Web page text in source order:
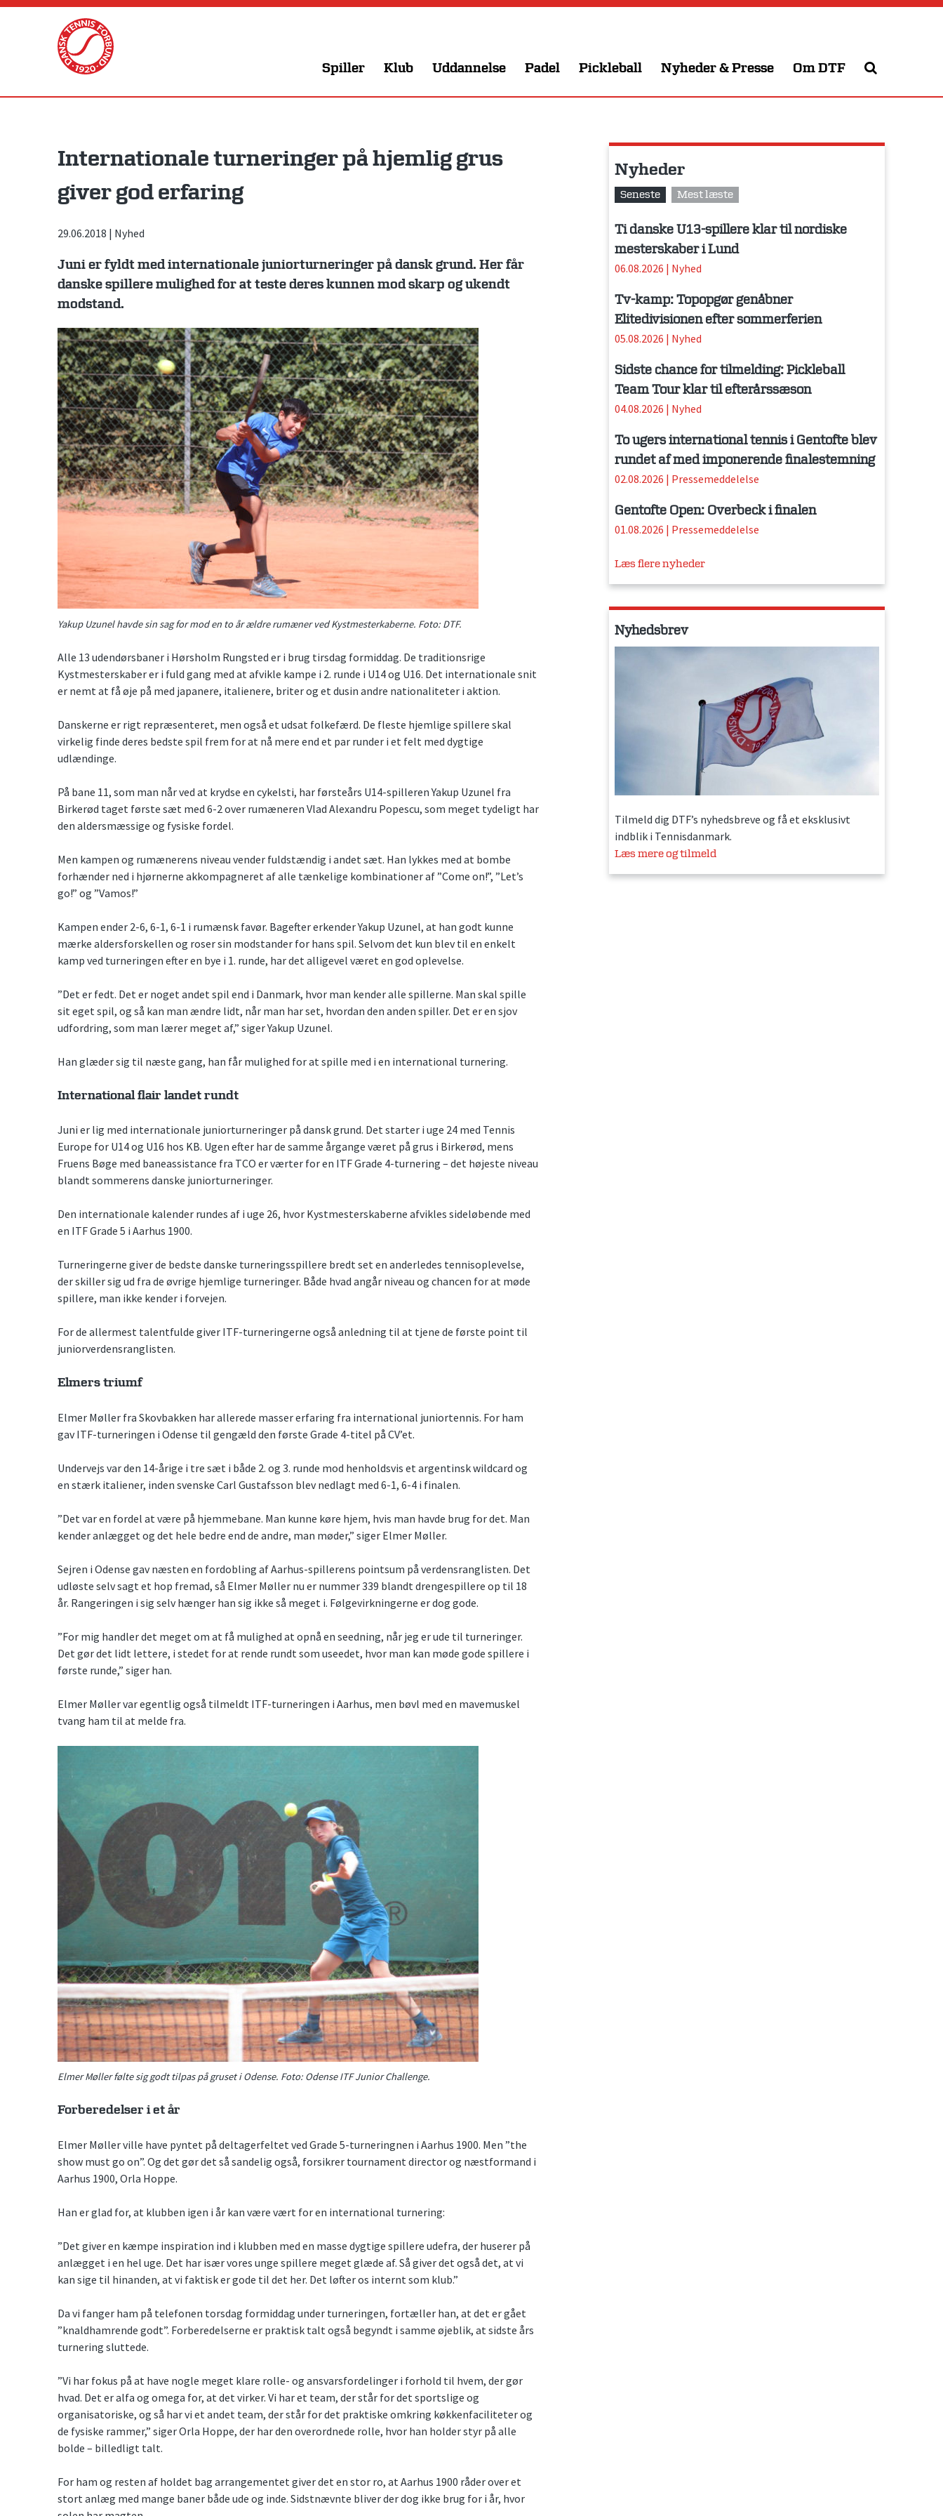
Skip
Spiller Klub Uddannelse Padel Pickleball Nyheder & Presse Om DTF
Internationale turneringer på hjemlig grus
giver god erfaring
29.06.2018 | Nyhed
Juni er fyldt med internationale juniorturneringer på dansk grund. Her får
danske spillere mulighed for at teste deres kunnen mod skarp og ukendt
modstand.
Yakup Uzunel havde sin sag for mod en to år ældre rumæner ved Kystmesterkaberne. Foto: DTF.
Alle 13 udendørsbaner i Hørsholm Rungsted er i brug tirsdag formiddag. De traditionsrige
Kystmesterskaber er i fuld gang med at afvikle kampe i 2. runde i U14 og U16. Det internationale snit
er nemt at få øje på med japanere, italienere, briter og et dusin andre nationaliteter i aktion.
Danskerne er rigt repræsenteret, men også et udsat folkefærd. De fleste hjemlige spillere skal
virkelig finde deres bedste spil frem for at nå mere end et par runder i et felt med dygtige
udlændinge.
På bane 11, som man når ved at krydse en cykelsti, har førsteårs U14-spilleren Yakup Uzunel fra
Birkerød taget første sæt med 6-2 over rumæneren Vlad Alexandru Popescu, som meget tydeligt har
den aldersmæssige og fysiske fordel.
Men kampen og rumænerens niveau vender fuldstændig i andet sæt. Han lykkes med at bombe
forhænder ned i hjørnerne akkompagneret af alle tænkelige kombinationer af ”Come on!”, ”Let’s
go!” og ”Vamos!”
Kampen ender 2-6, 6-1, 6-1 i rumænsk favør. Bagefter erkender Yakup Uzunel, at han godt kunne
mærke aldersforskellen og roser sin modstander for hans spil. Selvom det kun blev til en enkelt
kamp ved turneringen efter en bye i 1. runde, har det alligevel været en god oplevelse.
”Det er fedt. Det er noget andet spil end i Danmark, hvor man kender alle spillerne. Man skal spille
sit eget spil, og så kan man ændre lidt, når man har set, hvordan den anden spiller. Det er en sjov
udfordring, som man lærer meget af,” siger Yakup Uzunel.
Han glæder sig til næste gang, han får mulighed for at spille med i en international turnering.
International flair landet rundt
Juni er lig med internationale juniorturneringer på dansk grund. Det starter i uge 24 med Tennis
Europe for U14 og U16 hos KB. Ugen efter har de samme årgange været på grus i Birkerød, mens
Fruens Bøge med baneassistance fra TCO er værter for en ITF Grade 4-turnering – det højeste niveau
blandt sommerens danske juniorturneringer.
Den internationale kalender rundes af i uge 26, hvor Kystmesterskaberne afvikles sideløbende med
en ITF Grade 5 i Aarhus 1900.
Turneringerne giver de bedste danske turneringsspillere bredt set en anderledes tennisoplevelse,
der skiller sig ud fra de øvrige hjemlige turneringer. Både hvad angår niveau og chancen for at møde
spillere, man ikke kender i forvejen.
For de allermest talentfulde giver ITF-turneringerne også anledning til at tjene de første point til
juniorverdensranglisten.
Elmers triumf
Elmer Møller fra Skovbakken har allerede masser erfaring fra international juniortennis. For ham
gav ITF-turneringen i Odense til gengæld den første Grade 4-titel på CV’et.
Undervejs var den 14-årige i tre sæt i både 2. og 3. runde mod henholdsvis et argentinsk wildcard og
en stærk italiener, inden svenske Carl Gustafsson blev nedlagt med 6-1, 6-4 i finalen.
”Det var en fordel at være på hjemmebane. Man kunne køre hjem, hvis man havde brug for det. Man
kender anlægget og det hele bedre end de andre, man møder,” siger Elmer Møller.
Sejren i Odense gav næsten en fordobling af Aarhus-spillerens pointsum på verdensranglisten. Det
udløste selv sagt et hop fremad, så Elmer Møller nu er nummer 339 blandt drengespillere op til 18
år. Rangeringen i sig selv hænger han sig ikke så meget i. Følgevirkningerne er dog gode.
”For mig handler det meget om at få mulighed at opnå en seedning, når jeg er ude til turneringer.
Det gør det lidt lettere, i stedet for at rende rundt som useedet, hvor man kan møde gode spillere i
første runde,” siger han.
Elmer Møller var egentlig også tilmeldt ITF-turneringen i Aarhus, men bøvl med en mavemuskel
tvang ham til at melde fra.
Elmer Møller følte sig godt tilpas på gruset i Odense. Foto: Odense ITF Junior Challenge.
Forberedelser i et år
Elmer Møller ville have pyntet på deltagerfeltet ved Grade 5-turneringnen i Aarhus 1900. Men ”the
show must go on”. Og det gør det så sandelig også, forsikrer tournament director og næstformand i
Aarhus 1900, Orla Hoppe.
Han er glad for, at klubben igen i år kan være vært for en international turnering:
”Det giver en kæmpe inspiration ind i klubben med en masse dygtige spillere udefra, der huserer på
anlægget i en hel uge. Det har især vores unge spillere meget glæde af. Så giver det også det, at vi
kan sige til hinanden, at vi faktisk er gode til det her. Det løfter os internt som klub.”
Da vi fanger ham på telefonen torsdag formiddag under turneringen, fortæller han, at det er gået
”knaldhamrende godt”. Forberedelserne er praktisk talt også begyndt i samme øjeblik, at sidste års
turnering sluttede.
”Vi har fokus på at have nogle meget klare rolle- og ansvarsfordelinger i forhold til hvem, der gør
hvad. Det er alfa og omega for, at det virker. Vi har et team, der står for det sportslige og
organisatoriske, og så har vi et andet team, der står for det praktiske omkring køkkenfaciliteter og
de fysiske rammer,” siger Orla Hoppe, der har den overordnede rolle, hvor han holder styr på alle
bolde – billedligt talt.
For ham og resten af holdet bag arrangementet giver det en stor ro, at Aarhus 1900 råder over et
stort anlæg med mange baner både ude og inde. Sidstnævnte bliver der dog ikke brug for i år, hvor
Nyheder
Seneste Mest læste
Ti danske U13-spillere klar til nordiske
mesterskaber i Lund
06.08.2026 | Nyhed
Tv-kamp: Topopgør genåbner
Elitedivisionen efter sommerferien
05.08.2026 | Nyhed
Sidste chance for tilmelding: Pickleball
Team Tour klar til efterårssæson
04.08.2026 | Nyhed
To ugers international tennis i Gentofte blev
rundet af med imponerende finalestemning
02.08.2026 | Pressemeddelelse
Gentofte Open: Overbeck i finalen
01.08.2026 | Pressemeddelelse
Læs flere nyheder
Nyhedsbrev
Tilmeld dig DTF’s nyhedsbreve og få et eksklusivt
indblik i Tennisdanmark.
Læs mere og tilmeld